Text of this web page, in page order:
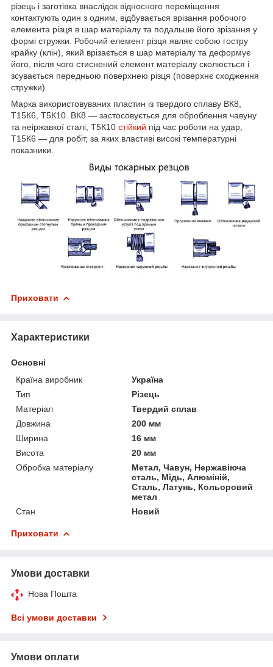
різець і заготівка внаслідок відносного переміщення
контактують один з одним, відбувається врізання робочого
елемента різця в шар матеріалу та подальше його зрізання у
формі стружки. Робочий елемент різця являє собою гостру
крайку (клін), який врізається в шар матеріалу та деформує
його, після чого стиснений елемент матеріалу сколюється і
зсувається передньою поверхнею різця (поверхнє сходження
стружки).
Марка використовуваних пластин із твердого сплаву ВК8,
Т15К6, Т5К10. ВК8 — застосовується для оброблення чавуну
та неіржавкої сталі, Т5К10 стійкий під час роботи на удар,
Т15К6 — для робіт, за яких властиві високі температурні
показники.
Приховати
Характеристики
Основні
Країна виробник
Україна
Тип
Різець
Матеріал
Твердий сплав
Довжина
200 мм
Ширина
16 мм
Висота
20 мм
Обробка матеріалу
Метал, Чавун, Нержавіюча
сталь, Мідь, Алюміній,
Сталь, Латунь, Кольоровий
метал
Стан
Новий
Приховати
Умови доставки
Нова Пошта
Всі умови доставки
Умови оплати